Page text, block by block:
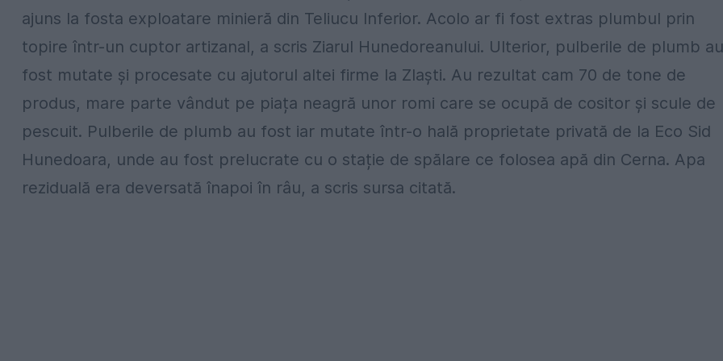
ajuns la fosta exploatare minieră din Teliucu Inferior. Acolo ar fi fost extras plumbul prin
topire într-un cuptor artizanal, a scris Ziarul Hunedoreanului. Ulterior, pulberile de plumb au
fost mutate și procesate cu ajutorul altei firme la Zlaști. Au rezultat cam 70 de tone de
produs, mare parte vândut pe piața neagră unor romi care se ocupă de cositor și scule de
pescuit. Pulberile de plumb au fost iar mutate într-o hală proprietate privată de la Eco Sid
Hunedoara, unde au fost prelucrate cu o stație de spălare ce folosea apă din Cerna. Apa
reziduală era deversată înapoi în râu, a scris sursa citată.